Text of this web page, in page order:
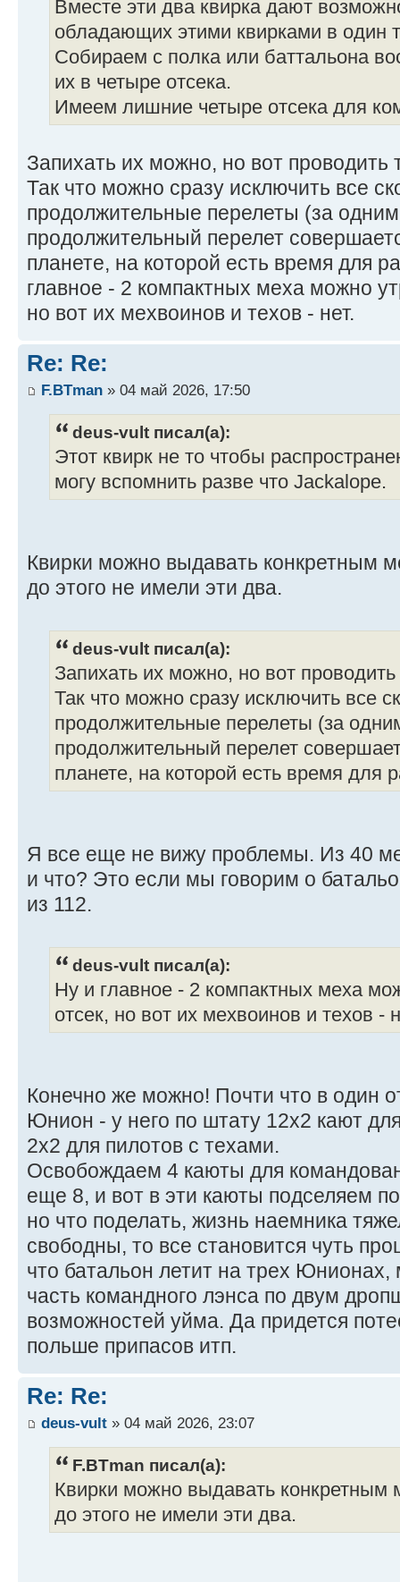
Вместе эти два квирка дают
обладающих этими квирками в один
Собираем с полка или баттальона
их в четыре отсека.
Имеем лишние четыре отсека для
Запихать их можно, но вот проводить
Так что можно сразу исключить все
продолжительные перелеты (за
продолжительный перелет
планете, на которой есть время для
главное - 2 компактных меха можно
но вот их мехвоинов и техов - нет.
Re: Re:
F.BTman » 04 май 2026, 17:50
deus-vult писал(а):
Этот квирк не то чтобы
могу вспомнить разве что Jackalope.
Квирки можно выдавать конкретным
до этого не имели эти два.
deus-vult писал(а):
Запихать их можно, но вот
Так что можно сразу исключить все
продолжительные перелеты (за
продолжительный перелет
планете, на которой есть время для
Я все еще не вижу проблемы. Из 40
и что? Это если мы говорим о
из 112.
deus-vult писал(а):
Ну и главное - 2 компактных меха
отсек, но вот их мехвоинов и техов -
Конечно же можно! Почти что в один
Юнион - у него по штату 12x2 кают
2x2 для пилотов с техами.
Освобождаем 4 каюты для
еще 8, и вот в эти каюты подселяем
но что поделать, жизнь наемника
свободны, то все становится чуть
что батальон летит на трех
часть командного лэнса по двум
возможностей уйма. Да придется
польше припасов итп.
Re: Re:
deus-vult » 04 май 2026, 23:07
F.BTman писал(а):
Квирки можно выдавать
до этого не имели эти два.